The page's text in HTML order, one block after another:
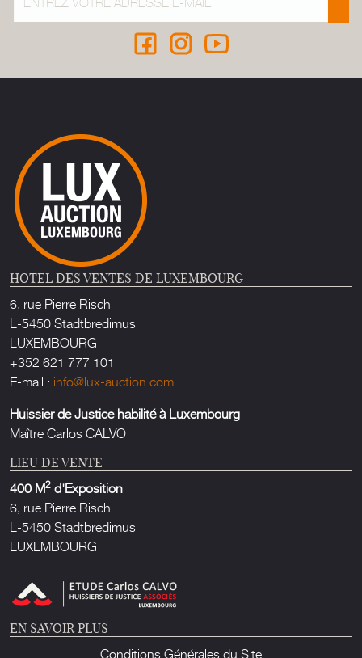
HOTEL DES VENTES DE LUXEMBOURG
6, rue Pierre Risch
L-5450 Stadtbredimus
LUXEMBOURG
+352 621 777 101
E-mail : info@lux-auction.com
Huissier de Justice habilité à Luxembourg
Maître Carlos CALVO
LIEU DE VENTE
400 M2 d'Exposition
6, rue Pierre Risch
L-5450 Stadtbredimus
LUXEMBOURG
EN SAVOIR PLUS
Conditions Générales du Site